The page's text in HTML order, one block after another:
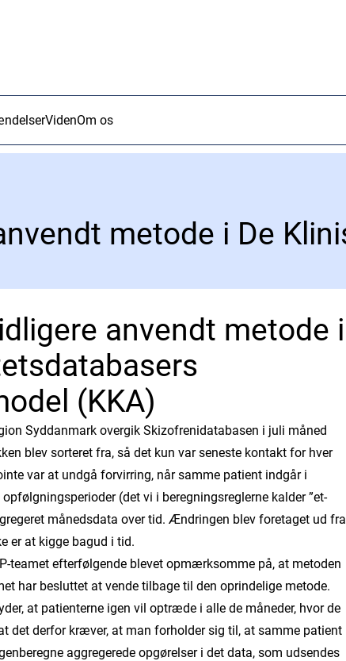
VidenOm os
anvendt metode i
(KKA)
Syddanmark overgik Skizofrenidatabasen i juli måned
blev sorteret fra, så det kun var seneste kontakt for hver
var at undgå forvirring, når samme patient indgår i
(det vi i beregningsreglerne kalder ”et-
månedsdata over tid. Ændringen blev foretaget ud fra
er at kigge bagud i tid.
teamet efterfølgende blevet opmærksomme på, at metoden
har besluttet at vende tilbage til den oprindelige metode.
at patienterne igen vil optræde i alle de måneder, hvor de
det derfor kræver, at man forholder sig til, at samme patient
aggregerede opgørelser i det data, som udsendes